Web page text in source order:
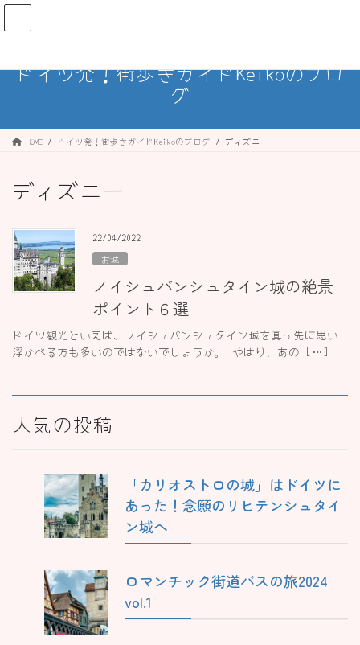
コ
ツ
キ
ナ
シ
に
ドイツ発！街歩きガイドKeikoのブロ
グ
HOME ドイツ発！街歩きガイドKeikoのブログ ディズニー
ディズニー
22/04/2022
お城
ノイシュバンシュタイン城の絶景
ポイント６選
ドイツ観光といえば、ノイシュバンシュタイン城を真っ先に思い
浮かべる方も多いのではないでしょうか。 やはり、あの […]
人気の投稿
「カリオストロの城」はドイツに
あった！念願のリヒテンシュタイ
ン城へ
ロマンチック街道バスの旅2024
vol.1